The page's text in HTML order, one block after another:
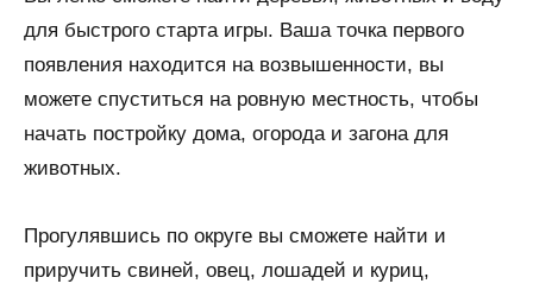
для быстрого старта игры. Ваша точка первого
появления находится на возвышенности, вы
можете спуститься на ровную местность, чтобы
начать постройку дома, огорода и загона для
животных.
Прогулявшись по округе вы сможете найти и
приручить свиней, овец, лошадей и куриц,